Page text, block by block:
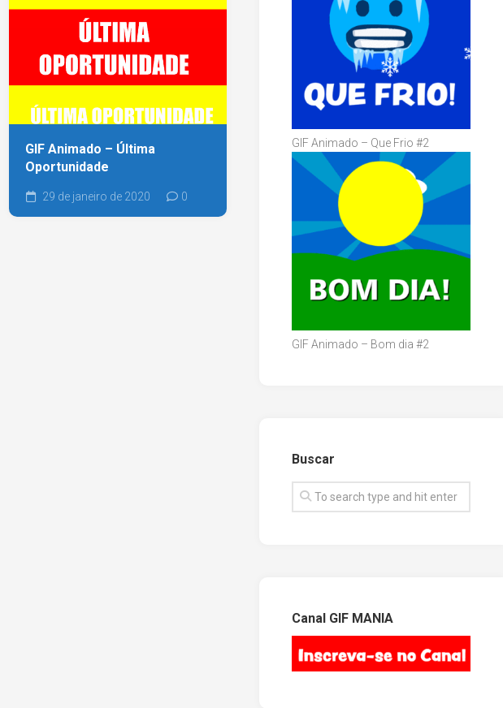
GIF Animado – Última
Oportunidade
29 de janeiro de 2020 0
GIF Animado – Que Frio #2
GIF Animado – Bom dia #2
Buscar
Canal GIF MANIA